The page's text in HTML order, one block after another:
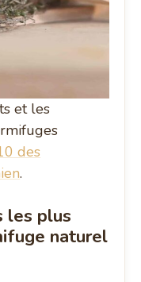
et les
des
.
les plus
naturel